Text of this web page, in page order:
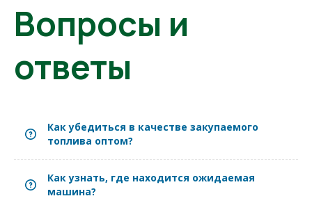
Вопросы и
ответы
Как убедиться в качестве закупаемого
топлива оптом?
Как узнать, где находится ожидаемая
машина?